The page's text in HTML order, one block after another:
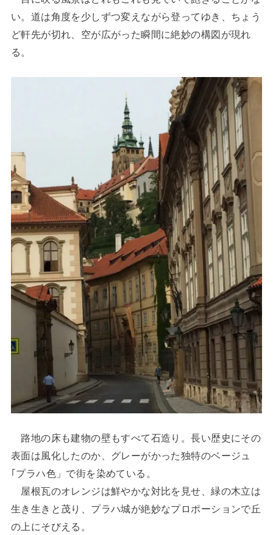
い。道は角度を少しずつ変えながら登ってゆき、ちょう
ど軒先が切れ、空が広がった瞬間に絶妙の構図が現れ
る。
路地の床も建物の壁もすべて石造り。長い歴史にその
表面は風化したのか、グレーがかった独特のベージュ
｢プラハ色」で街を染めている。
屋根瓦のオレンジは鮮やかな対比を見せ、緑の木立は
生き生きと茂り、プラハ城が絶妙なプロポーションで丘
の上にそびえる。